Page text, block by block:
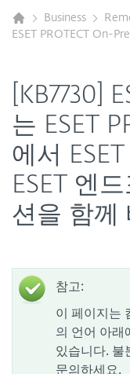
Business
ESET PROTECT On-
[KB7730]
는 ESET
에서
ESET 엔
션을 함께
참고:
이 페이지는
의 언어 아래
있습니다. 불
문의하세요.